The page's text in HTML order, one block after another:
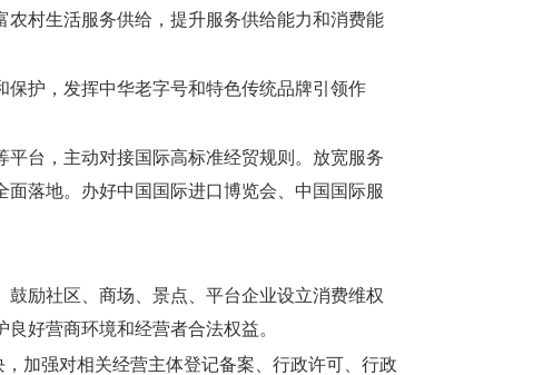
村生活服务供给，提升服务供给能力和消费能
护，发挥中华老字号和特色传统品牌引领作
台，主动对接国际高标准经贸规则。放宽服务
落地。办好中国国际进口博览会、中国国际服
励社区、商场、景点、平台企业设立消费维权
好营商环境和经营者合法权益。
加强对相关经营主体登记备案、行政许可、行政